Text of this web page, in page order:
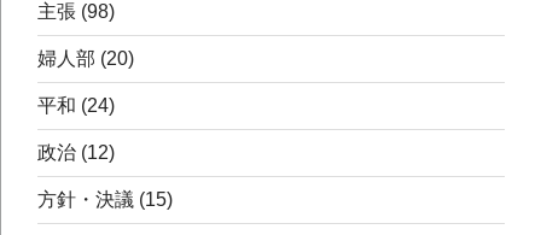
主張 (98)
婦人部 (20)
平和 (24)
政治 (12)
方針・決議 (15)